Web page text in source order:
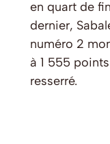
en quart de
dernier,
numéro 2
à 1 555
resserré.